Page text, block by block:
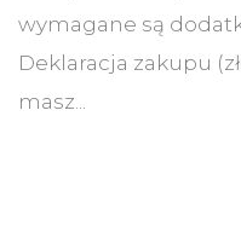
wymagane są
Deklaracja zakupu
masz...